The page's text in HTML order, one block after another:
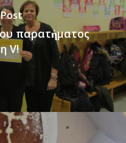
παρατἠματος
V!